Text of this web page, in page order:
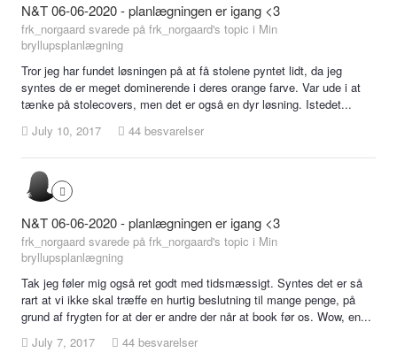
N&T 06-06-2020 - planlægningen er igang <3
frk_norgaard svarede på frk_norgaard's topic i Min
bryllupsplanlægning
Tror jeg har fundet løsningen på at få stolene pyntet lidt, da jeg
syntes de er meget dominerende i deres orange farve. Var ude i at
tænke på stolecovers, men det er også en dyr løsning. Istedet...
July 10, 2017
44 besvarelser
N&T 06-06-2020 - planlægningen er igang <3
frk_norgaard svarede på frk_norgaard's topic i Min
bryllupsplanlægning
Tak jeg føler mig også ret godt med tidsmæssigt. Syntes det er så
rart at vi ikke skal træffe en hurtig beslutning til mange penge, på
grund af frygten for at der er andre der når at book før os. Wow, en...
July 7, 2017
44 besvarelser